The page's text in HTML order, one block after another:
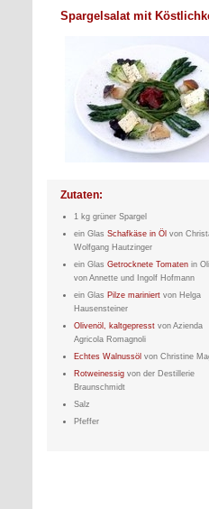
Spargelsalat mit
Zutaten:
1 kg grüner Spargel
ein Glas Schafkäse in Öl von
Wolfgang Hautzinger
ein Glas Getrocknete Tomatenin
von Annette und Ingolf Hofmann
ein Glas Pilze mariniertvon Helga
Hausensteiner
Olivenöl, kaltgepresstvon Azienda
Agricola Romagnoli
Echtes Walnussöl von Christine
Rotweinessigvon der Destillerie
Braunschmidt
Salz
Pfeffer